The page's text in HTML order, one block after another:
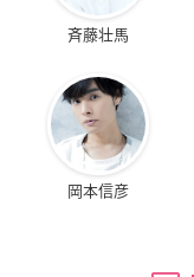
斉藤壮馬
岡本信彦